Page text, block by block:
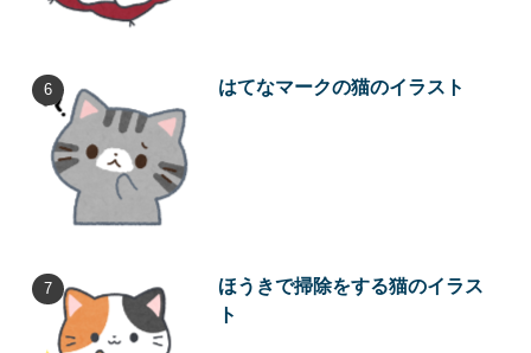
はてなマークの猫のイラスト
ほうきで掃除をする猫のイラス
ト